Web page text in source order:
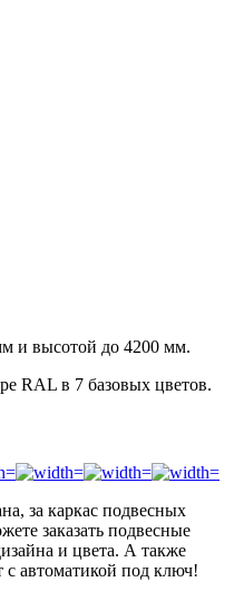
и высотой до 4200 мм.
RAL в 7 базовых цветов.
за каркас подвесных
заказать подвесные
и цвета. А также
с автоматикой под ключ!